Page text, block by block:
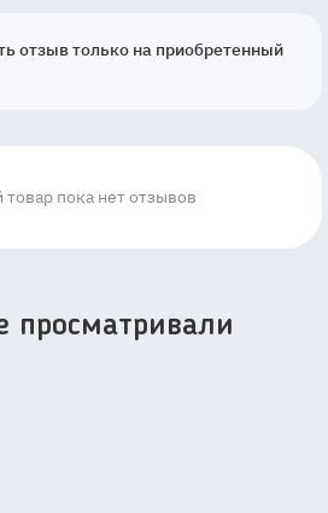
отзыв только на приобретенный
пока нет отзывов
просматривали